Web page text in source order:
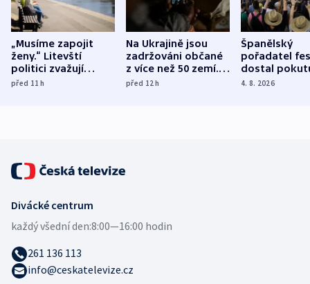
„Musíme zapojit
ženy.“ Litevští
politici zvažují
dohodu o
před 11h
Na Ukrajině jsou
zadržováni občané
z více než 50 zemí.
Bojovali na straně
před 12h
Španělský
pořadatel
dostal
nekalé
4. 8. 2026
Divácké centrum
každý všední den:8:00—16:00 hodin
261 136 113
info@ceskatelevize.cz